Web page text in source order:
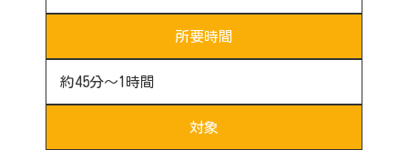
所要時間
約45分～1時間
対象